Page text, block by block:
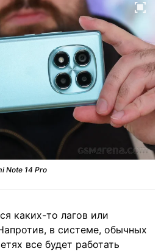
Note 14 Pro
каких-то лагов или
в системе, обычных
все будет работать